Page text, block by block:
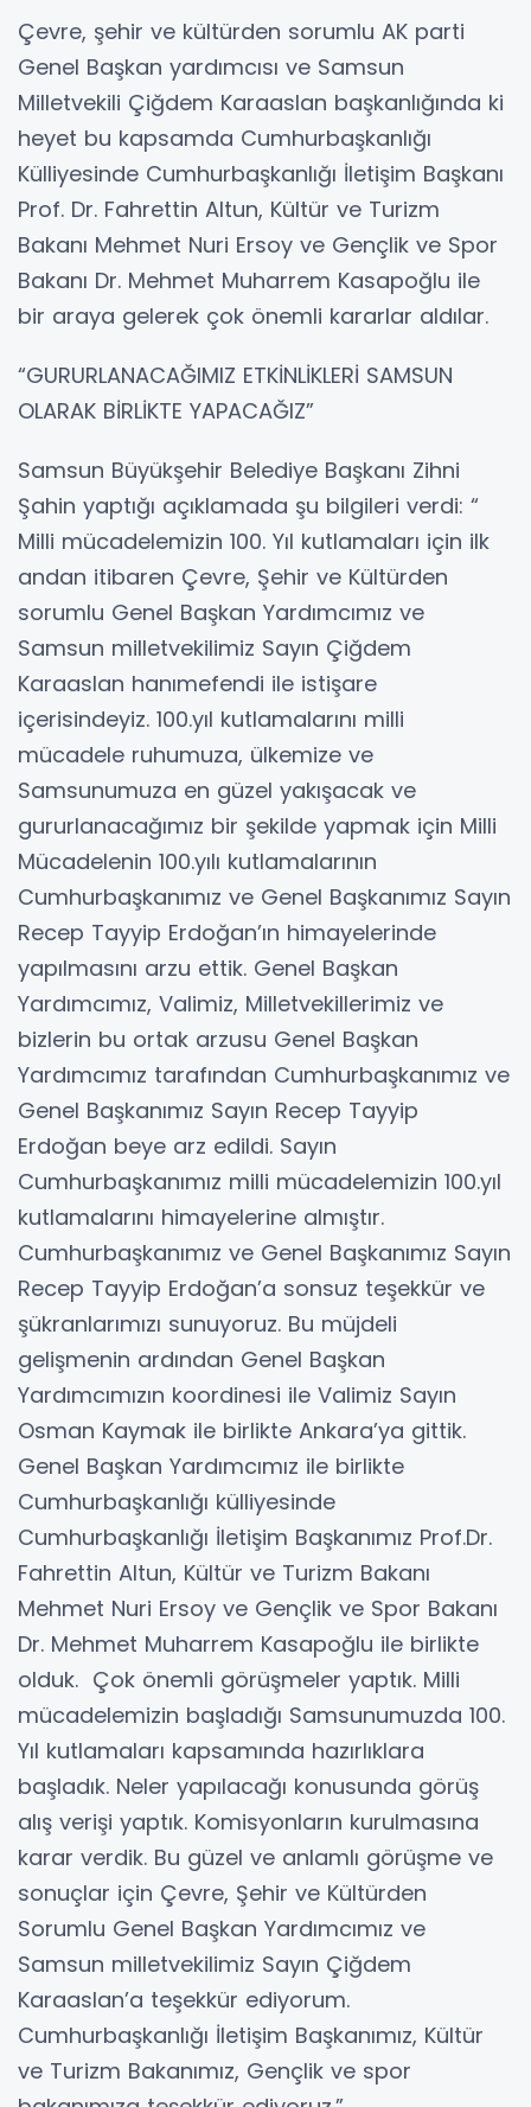
Çevre, şehir ve kültürden sorumlu AK parti
Genel Başkan yardımcısı ve Samsun
Milletvekili Çiğdem Karaaslan başkanlığında ki
heyet bu kapsamda Cumhurbaşkanlığı
Külliyesinde Cumhurbaşkanlığı İletişim Başkanı
Prof. Dr. Fahrettin Altun, Kültür ve Turizm
Bakanı Mehmet Nuri Ersoy ve Gençlik ve Spor
Bakanı Dr. Mehmet Muharrem Kasapoğlu ile
bir araya gelerek çok önemli kararlar aldılar.
“GURURLANACAĞIMIZ ETKİNLİKLERİ SAMSUN
OLARAK BİRLİKTE YAPACAĞIZ”
Samsun Büyükşehir Belediye Başkanı Zihni
Şahin yaptığı açıklamada şu bilgileri verdi: “
Milli mücadelemizin 100. Yıl kutlamaları için ilk
andan itibaren Çevre, Şehir ve Kültürden
sorumlu Genel Başkan Yardımcımız ve
Samsun milletvekilimiz Sayın Çiğdem
Karaaslan hanımefendi ile istişare
içerisindeyiz. 100.yıl kutlamalarını milli
mücadele ruhumuza, ülkemize ve
Samsunumuza en güzel yakışacak ve
gururlanacağımız bir şekilde yapmak için Milli
Mücadelenin 100.yılı kutlamalarının
Cumhurbaşkanımız ve Genel Başkanımız Sayın
Recep Tayyip Erdoğan’ın himayelerinde
yapılmasını arzu ettik. Genel Başkan
Yardımcımız, Valimiz, Milletvekillerimiz ve
bizlerin bu ortak arzusu Genel Başkan
Yardımcımız tarafından Cumhurbaşkanımız ve
Genel Başkanımız Sayın Recep Tayyip
Erdoğan beye arz edildi. Sayın
Cumhurbaşkanımız milli mücadelemizin 100.yıl
kutlamalarını himayelerine almıştır.
Cumhurbaşkanımız ve Genel Başkanımız Sayın
Recep Tayyip Erdoğan’a sonsuz teşekkür ve
şükranlarımızı sunuyoruz. Bu müjdeli
gelişmenin ardından Genel Başkan
Yardımcımızın koordinesi ile Valimiz Sayın
Osman Kaymak ile birlikte Ankara’ya gittik.
Genel Başkan Yardımcımız ile birlikte
Cumhurbaşkanlığı külliyesinde
Cumhurbaşkanlığı İletişim Başkanımız Prof.Dr.
Fahrettin Altun, Kültür ve Turizm Bakanı
Mehmet Nuri Ersoy ve Gençlik ve Spor Bakanı
Dr. Mehmet Muharrem Kasapoğlu ile birlikte
olduk. Çok önemli görüşmeler yaptık. Milli
mücadelemizin başladığı Samsunumuzda 100.
Yıl kutlamaları kapsamında hazırlıklara
başladık. Neler yapılacağı konusunda görüş
alış verişi yaptık. Komisyonların kurulmasına
karar verdik. Bu güzel ve anlamlı görüşme ve
sonuçlar için Çevre, Şehir ve Kültürden
Sorumlu Genel Başkan Yardımcımız ve
Samsun milletvekilimiz Sayın Çiğdem
Karaaslan’a teşekkür ediyorum.
Cumhurbaşkanlığı İletişim Başkanımız, Kültür
ve Turizm Bakanımız, Gençlik ve spor